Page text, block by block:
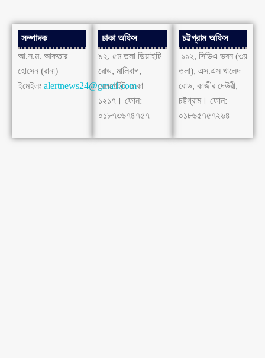
সম্পাদক
আ.স.ম. আকতার
হোসেন (রানা)
ইমেইলঃ alertnews24@gmail.com
ঢাকা অফিস
৯২, ৫ম তলা ডিয়াইটি
রোড, মালিবাগ,
রেলগেইট, ঢাকা
১২১৭। ফোন:
০১৮৭৩৬৭৪৭৫৭
চট্টগ্রাম অফিস
১১২, সিডিএ ভবন (৩য়
তলা), এস.এস খালেদ
রোড, কাজীর দেউরী,
চট্টগ্রাম। ফোন:
০১৮৬৫৭৫৭২৬৪